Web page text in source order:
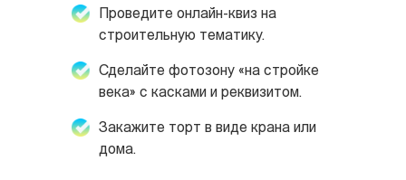
Проведите онлайн-квиз на
строительную тематику.
Сделайте фотозону «на стройке
века» с касками и реквизитом.
Закажите торт в виде крана или
дома.